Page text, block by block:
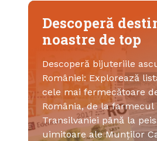
Descoperă
noastre de top
Descoperă bijuteriile
României: Explorează
cele mai fermecătoare
România, de la farmecul
Transilvaniei până la
uimitoare ale Munților